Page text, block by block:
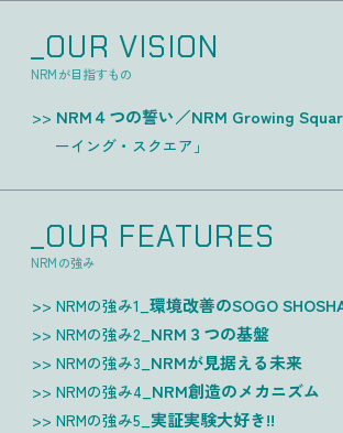
_OUR VISION
NRMが目指すもの
NRM４つの誓い／NRM Growing
ーイング・スクエア」
_OUR FEATURES
NRMの強み
NRMの強み1_環境改善のSOGO
NRMの強み2_ NRM３つの基盤
NRMの強み3_ NRMが見据える未来
NRMの強み4_ NRM創造のメカニズム
NRMの強み5_実証実験大好き!!